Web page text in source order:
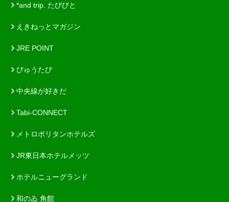
*and trip. たびびと
えきねっとマガジン
JRE POINT
びゅうたび
中央線が好きだ
Tabi-CONNECT
メトロポリタンホテルズ
JR東日本ホテルメッツ
ホテルニューグランド
和のゐ 角館